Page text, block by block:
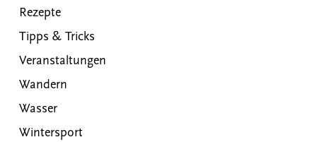
Rezepte
Tipps & Tricks
Veranstaltungen
Wandern
Wasser
Wintersport